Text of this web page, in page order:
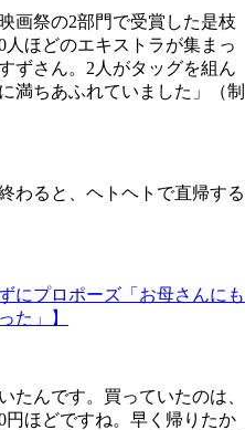
画祭の2部門で受賞した是枝
ほどのエキストラが集まっ
ずさん。2人がタッグを組ん
満ちあふれていました」（制
わると、ヘトヘトで直帰する
にプロポーズ「お母さんにも
た」】
たんです。買っていたのは、
円ほどですね。早く帰りたか